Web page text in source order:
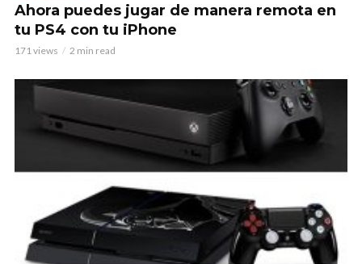
Ahora puedes jugar de manera remota en
tu PS4 con tu iPhone
171 views 2 min read